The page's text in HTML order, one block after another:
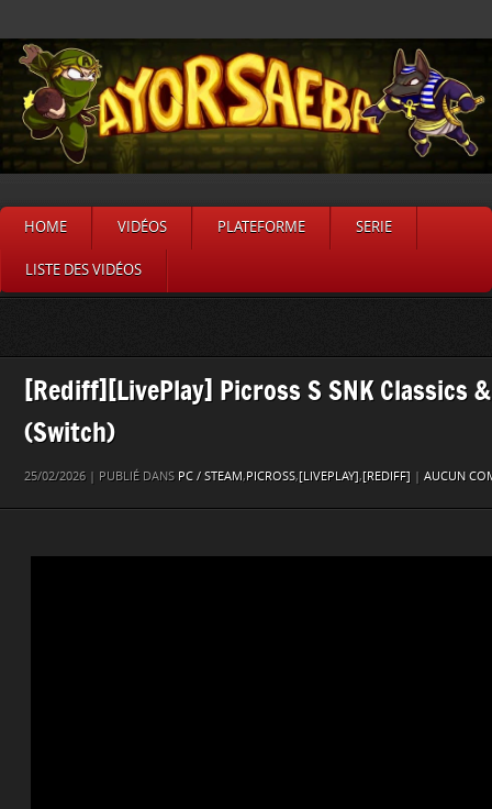
HOME VIDÉOS PLATEFORME SERIE
LISTE DES VIDÉOS
[Rediff][LivePlay] Picross S SNK Classics
(Switch)
25/02/2026 | PUBLIÉ DANS PC / STEAM,PICROSS,[LIVEPLAY],[REDIFF] AUCUN